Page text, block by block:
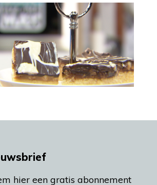
hier een gratis abonnement